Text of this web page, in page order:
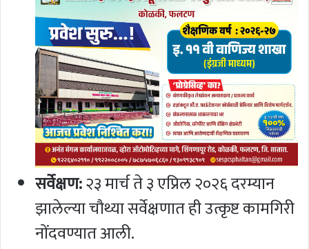
सर्वेक्षण:२३ मार्च ते ३ एप्रिल २०२६ दरम्यान
झालेल्या चौथ्या सर्वेक्षणात ही उत्कृष्ट कामगिरी
नोंदवण्यात आली.